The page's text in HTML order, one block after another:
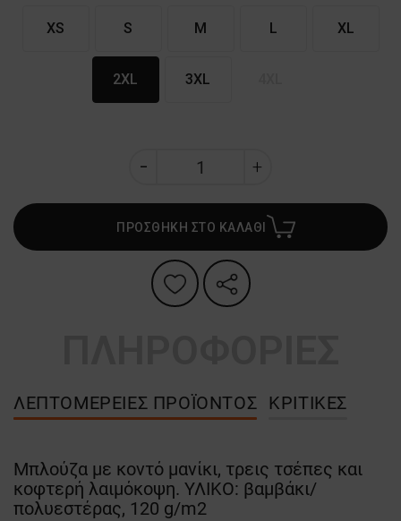
XS S M L XL
2XL 3XL
ΠΡΟΣΘΗΚΗ ΣΤΟ ΚΑΛΑΘΙ
ΛΕΠΤΟΜΈΡΕΙΕΣ ΠΡΟΪΌΝΤΟΣ ΚΡΙΤΙΚΈΣ
Μπλούζα με κοντό μανίκι, τρεις τσέπες και
κοφτερή λαιμόκοψη. ΥΛΙΚΟ: βαμβάκι/
πολυεστέρας, 120 g/m2